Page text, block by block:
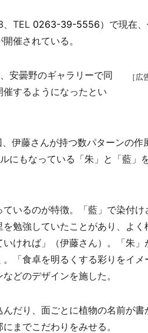
、TEL 0263-39-5556）で現在
催されている。
［広
安曇野のギャラリーで同
するようになったとい
伊藤さんが持つ数パターンの作
にもなっている「朱」と「藍」
いるのが特徴。「藍」で染付け
勉強していたことがあり、よく
ければ」（伊藤さん）。「朱」
「食卓を明るくする彩りをイメ
どのデザインを施した。
だり、面ごとに植物の名前が書
までこだわりをみせる。